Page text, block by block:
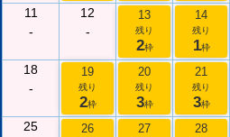
11
-
12
-
13
残り
2枠
14
残り
1枠
18
-
19
残り
2枠
20
残り
3枠
21
残り
3枠
25
26 27 28